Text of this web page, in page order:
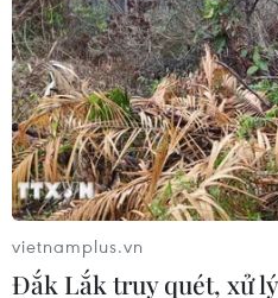
30/11/2020 00:38
Nam Phi là quốc gia đầu
mà Việt Nam thiết lập quan
phát triển” và là đối tác
Nam ở lục địa.
vietnamplus.vn
Đắk Lắk truy quét, xử